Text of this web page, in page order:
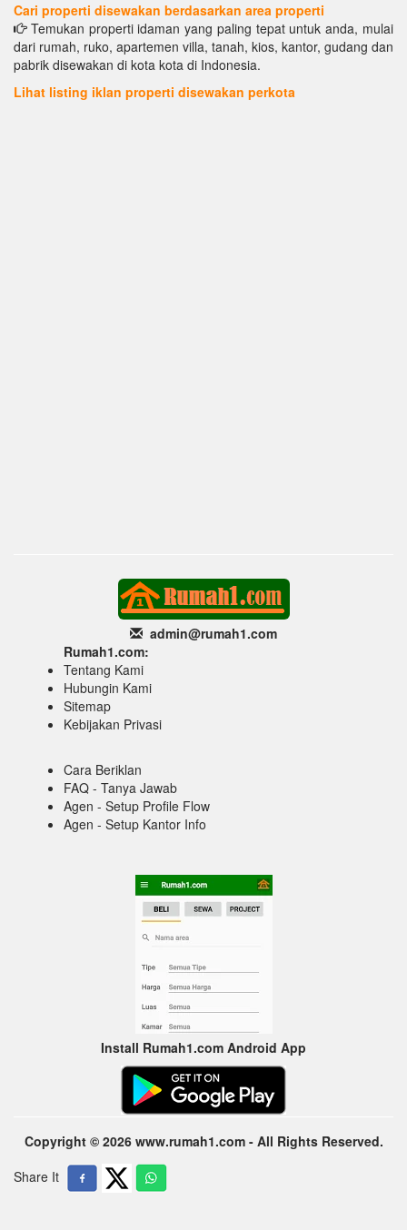
Cari properti disewakan berdasarkan area properti
Temukan properti idaman yang paling tepat untuk anda, mulai
dari rumah, ruko, apartemen villa, tanah, kios, kantor, gudang dan
pabrik disewakan di kota kota di Indonesia.
Lihat listing iklan properti disewakan perkota
admin@rumah1.com
Rumah1.com:
Tentang Kami
Hubungin Kami
Sitemap
Kebijakan Privasi
Cara Beriklan
FAQ - Tanya Jawab
Agen - Setup Profile Flow
Agen - Setup Kantor Info
Install Rumah1.com Android App
Copyright © 2026 www.rumah1.com - All Rights Reserved.
Share It